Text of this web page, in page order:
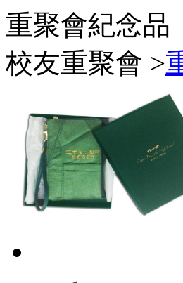
重聚會紀念品
校友重聚會 >